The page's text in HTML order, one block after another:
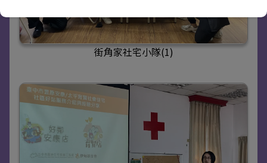
街角家社宅小隊(1)